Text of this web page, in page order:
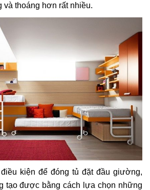
và thoáng hơn rất nhiều.
kiện để đóng tủ đặt đầu giường,
tạo được bằng cách lựa chọn những